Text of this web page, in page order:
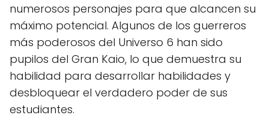
numerosos personajes para que alcancen su
máximo potencial. Algunos de los guerreros
más poderosos del Universo 6 han sido
pupilos del Gran Kaio, lo que demuestra su
habilidad para desarrollar habilidades y
desbloquear el verdadero poder de sus
estudiantes.